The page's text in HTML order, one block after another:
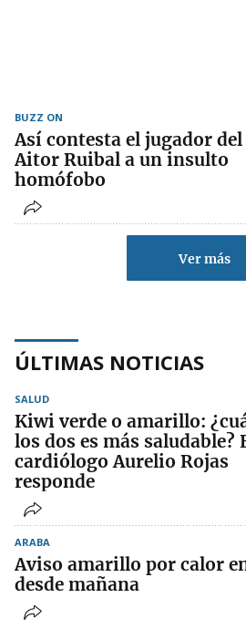
BUZZ ON
Así contesta el jugador
Aitor Ruibal a un insulto
homófobo
Ver más
ÚLTIMAS NOTICIAS
SALUD
Kiwi verde o amarillo:
los dos es más saludable?
cardiólogo Aurelio Rojas
responde
ARABA
Aviso amarillo por calor
desde mañana